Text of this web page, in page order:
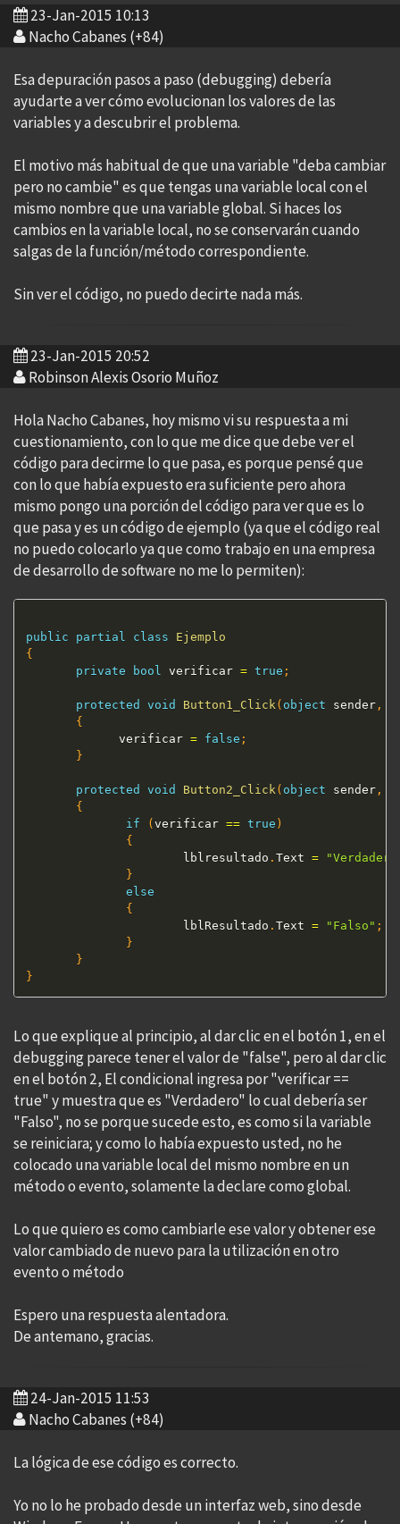
23-Jan-2015 10:13
Nacho Cabanes (+84)
Esa depuración pasos a paso (debugging) debería
ayudarte a ver cómo evolucionan los valores de las
variables y a descubrir el problema.
El motivo más habitual de que una variable "deba cambiar
pero no cambie" es que tengas una variable local con el
mismo nombre que una variable global. Si haces los
cambios en la variable local, no se conservarán cuando
salgas de la función/método correspondiente.
Sin ver el código, no puedo decirte nada más.
23-Jan-2015 20:52
Robinson Alexis Osorio Muñoz
Hola Nacho Cabanes, hoy mismo vi su respuesta a mi
cuestionamiento, con lo que me dice que debe ver el
código para decirme lo que pasa, es porque pensé que
con lo que había expuesto era suficiente pero ahora
mismo pongo una porción del código para ver que es lo
que pasa y es un código de ejemplo (ya que el código real
no puedo colocarlo ya que como trabajo en una empresa
de desarrollo de software no me lo permiten):
public partial class
Ejemplo
{
private
bool verificar = true ;
protected void Button1_Click( object sender ,
{
             verificar
= false ;
}
protected void Button2_Click( object sender ,
{
if
( verificar == true )
{
                      lblresultado
. Text =
}
else
{
                      lblResultado
. Text = "Falso" ;
}
}
}
Lo que explique al principio, al dar clic en el botón 1, en el
debugging parece tener el valor de "false", pero al dar clic
en el botón 2, El condicional ingresa por "verificar ==
true" y muestra que es "Verdadero" lo cual debería ser
"Falso", no se porque sucede esto, es como si la variable
se reiniciara; y como lo había expuesto usted, no he
colocado una variable local del mismo nombre en un
método o evento, solamente la declare como global.
Lo que quiero es como cambiarle ese valor y obtener ese
valor cambiado de nuevo para la utilización en otro
evento o método
Espero una respuesta alentadora.
De antemano, gracias.
24-Jan-2015 11:53
Nacho Cabanes (+84)
La lógica de ese código es correcto.
Yo no lo he probado desde un interfaz web, sino desde